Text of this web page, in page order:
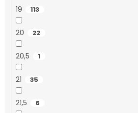
19 113
20 22
20,5 1
21 35
21,5 6